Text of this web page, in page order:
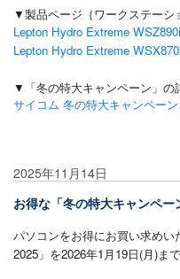
▼製品ページ（ワークステーシ
Lepton Hydro Extreme WSZ890i
Lepton Hydro Extreme
▼「冬の特大キャンペーン」の
サイコム 冬の特大キャンペー
2025年11月14日
お得な「冬の特大キャンペー
パソコンをお得にお買い求め
2025」を2026年1月19日(月)ま